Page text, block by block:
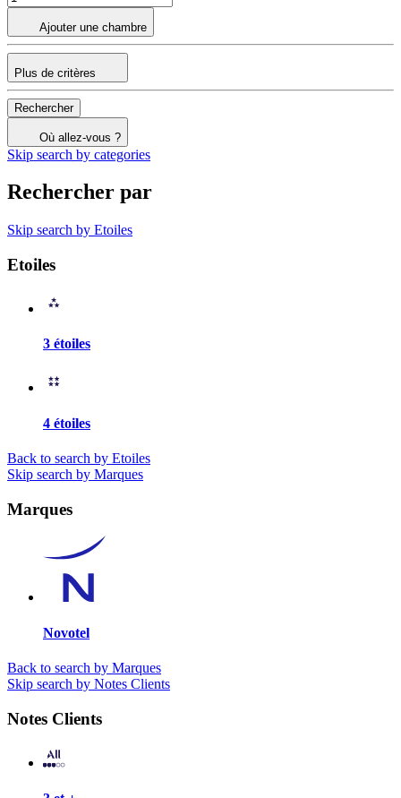
Ajouter une chambre
Plus de critères
Rechercher
Où allez-vous ?
Skip search by categories
Rechercher par
Skip search by Etoiles
Etoiles
3 étoiles
4 étoiles
Back to search by Etoiles
Skip search by Marques
Marques
Novotel
Back to search by Marques
Skip search by Notes Clients
Notes Clients